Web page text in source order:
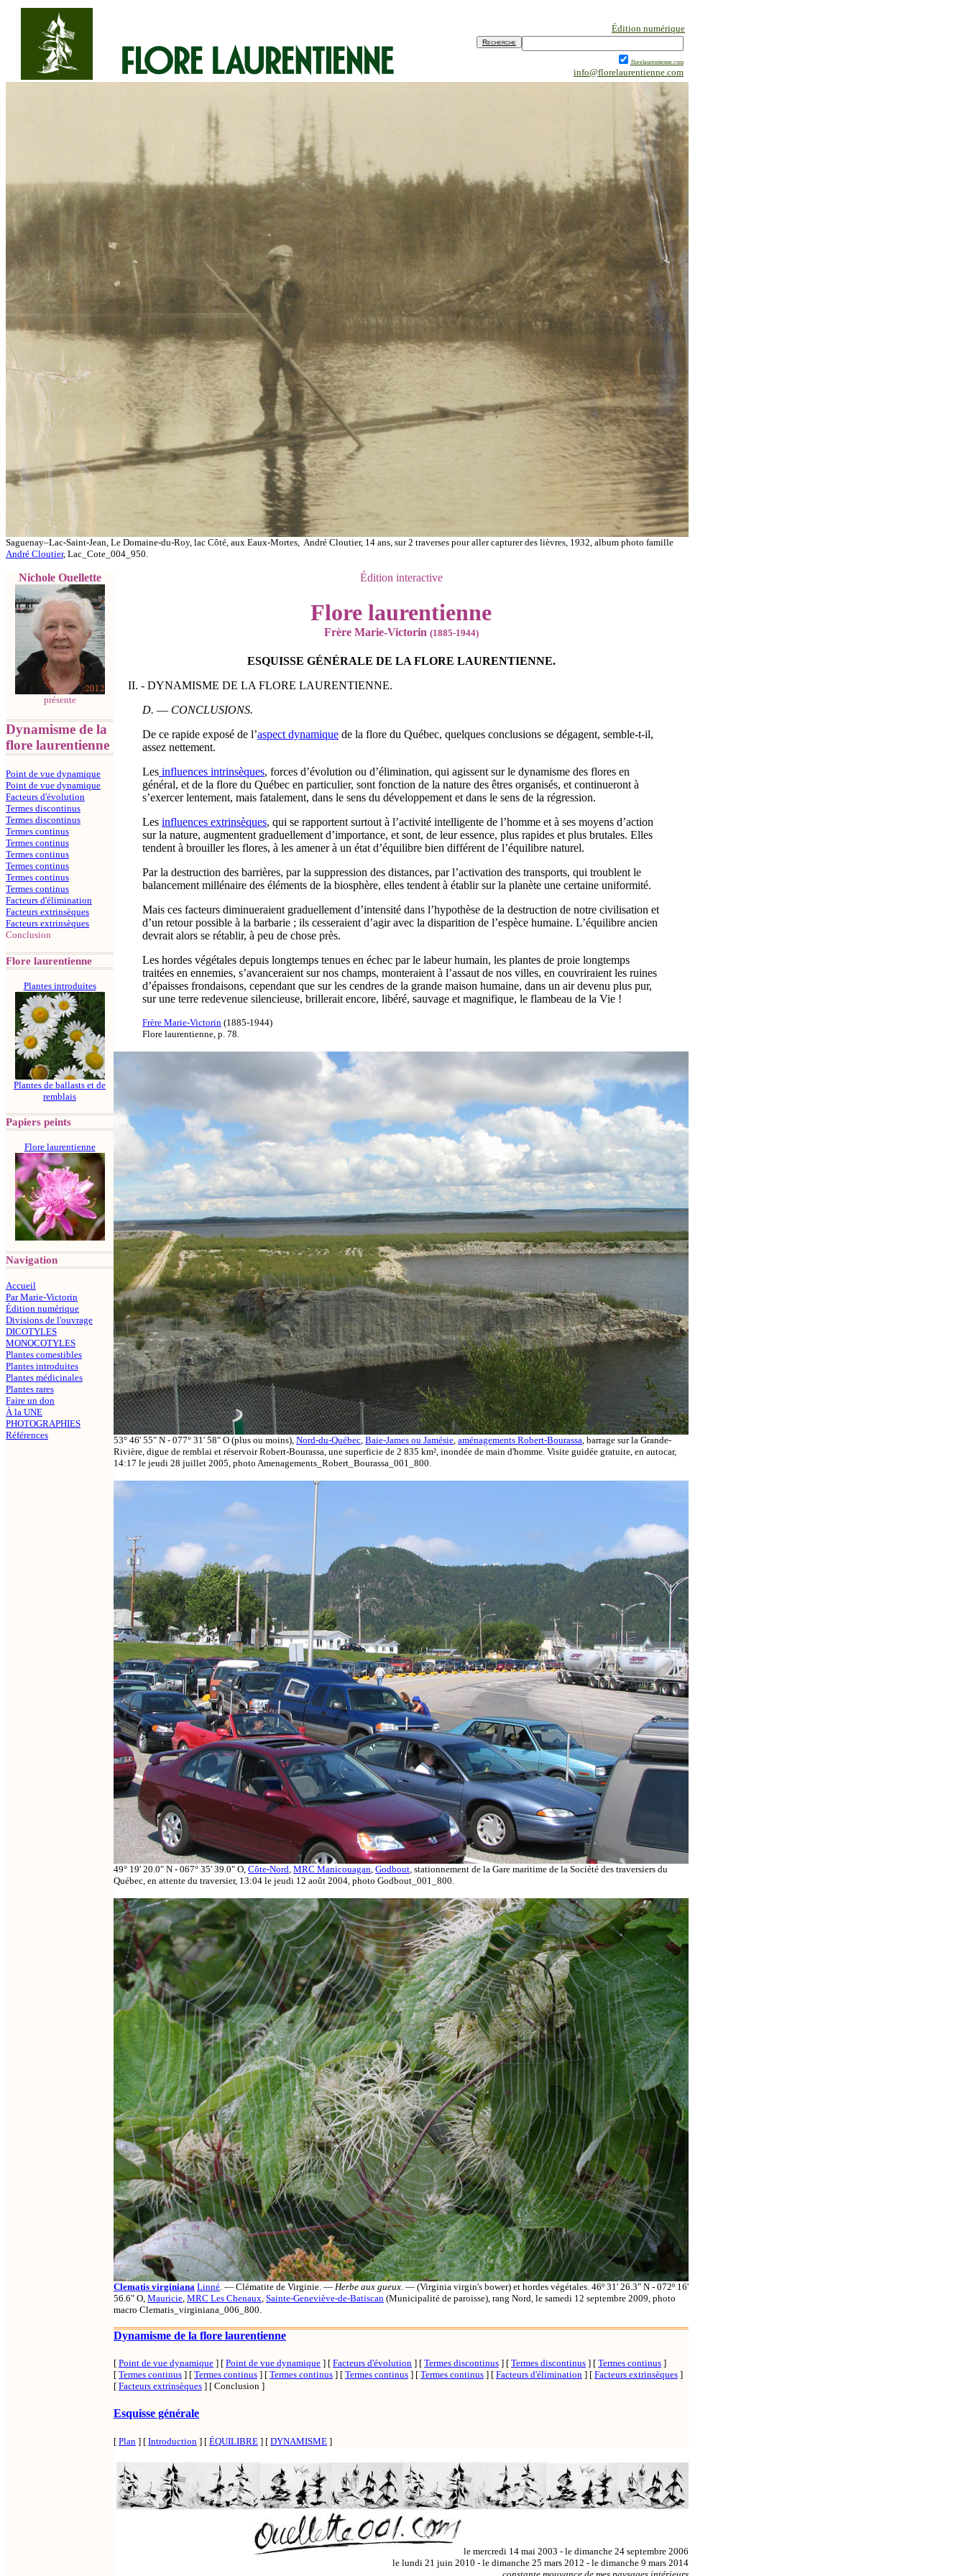
Édition numérique
florelaurentienne.com
info@florelaurentienne.com
Saguenay–Lac-Saint-Jean, Le Domaine-du-Roy, lac Côté, aux Eaux-Mortes, André Cloutier, 14 ans, sur 2 traverses pour aller capturer des lièvres, 1932, album photo famille
André Cloutier, Lac_Cote_004_950.
Nichole Ouellette
présente
Dynamisme de la
flore laurentienne
Point de vue dynamique
Point de vue dynamique
Facteurs d'évolution
Termes discontinus
Termes discontinus
Termes continus
Termes continus
Termes continus
Termes continus
Termes continus
Termes continus
Facteurs d'élimination
Facteurs extrinsèques
Facteurs extrinsèques
Conclusion
Flore laurentienne
Plantes introduites
Plantes de ballasts et de
remblais
Papiers peints
Flore laurentienne
Navigation
Accueil
Par Marie-Victorin
Édition numérique
Divisions de l'ouvrage
DICOTYLES
MONOCOTYLES
Plantes comestibles
Plantes introduites
Plantes médicinales
Plantes rares
Faire un don
À la UNE
PHOTOGRAPHIES
Références
Édition interactive
Flore laurentienne
Frère Marie-Victorin (1885-1944)
ESQUISSE GÉNÉRALE DE LA FLORE LAURENTIENNE.
II. - DYNAMISME DE LA FLORE LAURENTIENNE.
D. ― CONCLUSIONS.
De ce rapide exposé de l’aspect dynamique de la flore du Québec, quelques conclusions se dégagent, semble-t-il,
assez nettement.
Les influences intrinsèques, forces d’évolution ou d’élimination, qui agissent sur le dynamisme des flores en
général, et de la flore du Québec en particulier, sont fonction de la nature des êtres organisés, et continueront à
s’exercer lentement, mais fatalement, dans le sens du développement et dans le sens de la régression.
Les influences extrinsèques, qui se rapportent surtout à l’activité intelligente de l’homme et à ses moyens d’action
sur la nature, augmentent graduellement d’importance, et sont, de leur essence, plus rapides et plus brutales. Elles
tendent à brouiller les flores, à les amener à un état d’équilibre bien différent de l’équilibre naturel.
Par la destruction des barrières, par la suppression des distances, par l’activation des transports, qui troublent le
balancement millénaire des éléments de la biosphère, elles tendent à établir sur la planète une certaine uniformité.
Mais ces facteurs diminueraient graduellement d’intensité dans l’hypothèse de la destruction de notre civilisation et
d’un retour possible à la barbarie ; ils cesseraient d’agir avec la disparition de l’espèce humaine. L’équilibre ancien
devrait alors se rétablir, à peu de chose près.
Les hordes végétales depuis longtemps tenues en échec par le labeur humain, les plantes de proie longtemps
traitées en ennemies, s’avanceraient sur nos champs, monteraient à l’assaut de nos villes, en couvriraient les ruines
d’épaisses frondaisons, cependant que sur les cendres de la grande maison humaine, dans un air devenu plus pur,
sur une terre redevenue silencieuse, brillerait encore, libéré, sauvage et magnifique, le flambeau de la Vie !
Frère Marie-Victorin (1885-1944)
Flore laurentienne, p. 78.
53° 46' 55" N - 077° 31' 58" O (plus ou moins), Nord-du-Québec Baie-James ou Jamésie aménagements Robert-Bourassa , barrage sur la Grande-
Rivière, digue de remblai et réservoir Robert-Bourassa, une superficie de 2 835 km², inondée de main d'homme. Visite guidée gratuite, en autocar,
14:17 le jeudi 28 juillet 2005, photo Amenagements_Robert_Bourassa_001_800.
49° 19' 20.0" N - 067° 35' 39.0" O, Côte-Nord MRC Manicouagan Godbout , stationnement de la Gare maritime de la Société des traversiers du
Québec, en attente du traversier, 13:04 le jeudi 12 août 2004, photo Godbout_001_800.
Clematis virginiana Linné . — Clématite de Virginie. — Herbe aux gueux . — (Virginia virgin's bower) et hordes végétales. 46º 31' 26.3" N - 072º 16'
56.6" O, Mauricie MRC Les Chenaux Sainte-Geneviève-de-Batiscan (Municipalité de paroisse), rang Nord, le samedi 12 septembre 2009, photo
macro Clematis_virginiana_006_800.
Dynamisme de la flore laurentienne
[ Point de vue dynamique ] [ Point de vue dynamique ] [ Facteurs d'évolution ] [ Termes discontinus ] [ Termes discontinus ] [ Termes continus ]
[ Termes continus ] [ Termes continus ] [ Termes continus ] [ Termes continus ] [ Termes continus ] [ Facteurs d'élimination ] [ Facteurs extrinsèques ]
[ Facteurs extrinsèques ] [ Conclusion ]
Esquisse générale
[ Plan ] [ Introduction ] [ ÉQUILIBRE ] [ DYNAMISME ]
le mercredi 14 mai 2003 - le dimanche 24 septembre 2006
le lundi 21 juin 2010 - le dimanche 25 mars 2012 - le dimanche 9 mars 2014